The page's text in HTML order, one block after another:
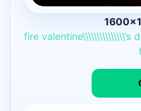
fire valentine\\\\\\\\\\\\\\\’s